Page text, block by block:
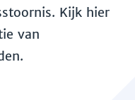
Kijk hier
van